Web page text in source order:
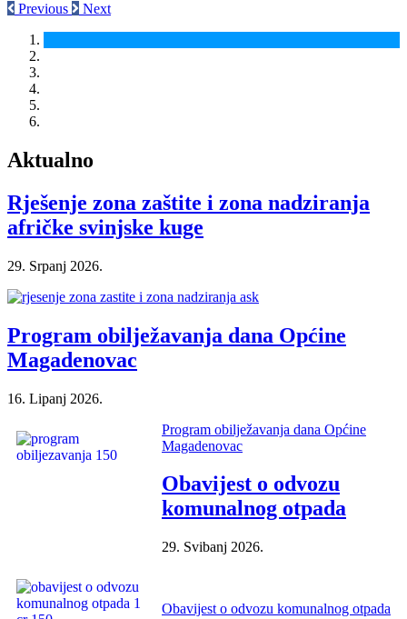
Previous Next
Aktualno
Rješenje zona zaštite i zona nadziranja
afričke svinjske kuge
29. Srpanj 2026.
Program obilježavanja dana Općine
Magadenovac
16. Lipanj 2026.
Program obilježavanja dana Općine
Magadenovac
Obavijest o odvozu
komunalnog otpada
29. Svibanj 2026.
Obavijest o odvozu komunalnog otpada